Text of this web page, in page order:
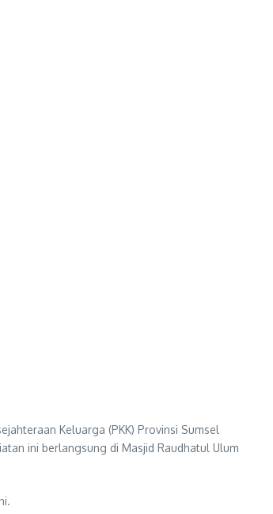
Keluarga (PKK) Provinsi Sumsel
ini berlangsung di Masjid Raudhatul Ulum